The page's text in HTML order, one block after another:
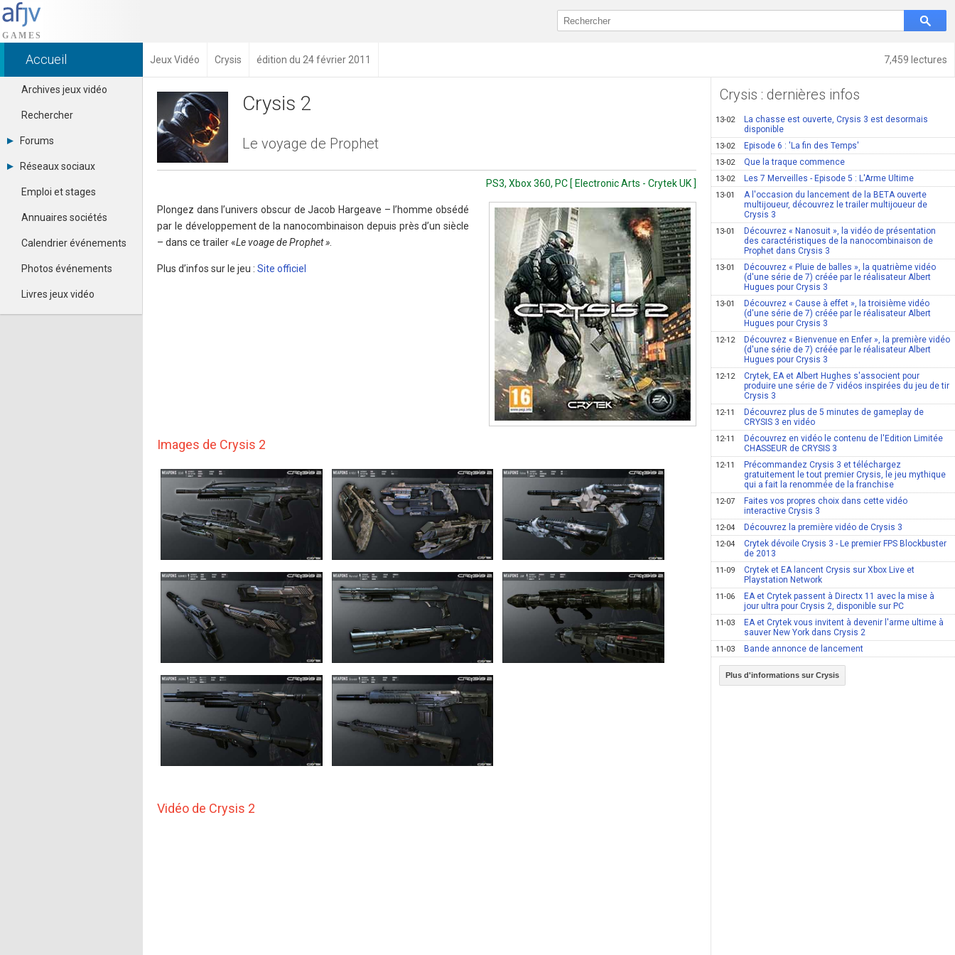
7,459 lectures
Accueil Jeux Vidéo Crysis édition du 24 février 2011
Archives jeux vidéo
Rechercher
Forums
Tous les forums
Se connecter
Contacter un modérateur
Réseaux sociaux
Dailymotion
Facebook
Google+
Pinterest
Youtube
Emploi et stages
Annuaires sociétés
Calendrier événements
Photos événements
Livres jeux vidéo
Crysis 2
Le voyage de Prophet
PS3, Xbox 360, PC [ Electronic Arts - Crytek UK ]
Plongez dans l’univers obscur de Jacob Hargeave – l’homme obsédé
par le développement de la nanocombinaison depuis près d’un siècle
– dans ce trailer «Le voage de Prophet »
Plus d’infos sur le jeu : Site officiel
Images de Crysis 2
Vidéo de Crysis 2
Crysis : dernières infos
13-02
La chasse est ouverte, Crysis 3 est desormais
disponible
13-02 Episode 6 : 'La fin des Temps'
13-02 Que la traque commence
13-02 Les 7 Merveilles - Episode 5 : L'Arme Ultime
13-01
A l'occasion du lancement de la BETA ouverte
multijoueur, découvrez le trailer multijoueur de
Crysis 3
13-01
Découvrez « Nanosuit », la vidéo de présentation
des caractéristiques de la nanocombinaison de
Prophet dans Crysis 3
13-01
Découvrez « Pluie de balles », la quatrième vidéo
(d'une série de 7) créée par le réalisateur Albert
Hugues pour Crysis 3
13-01
Découvrez « Cause à effet », la troisième vidéo
(d'une série de 7) créée par le réalisateur Albert
Hugues pour Crysis 3
12-12
Découvrez « Bienvenue en Enfer », la première vidéo
(d'une série de 7) créée par le réalisateur Albert
Hugues pour Crysis 3
12-12
Crytek, EA et Albert Hughes s'associent pour
produire une série de 7 vidéos inspirées du jeu de tir
Crysis 3
12-11
Découvrez plus de 5 minutes de gameplay de
CRYSIS 3 en vidéo
12-11
Découvrez en vidéo le contenu de l'Edition Limitée
CHASSEUR de CRYSIS 3
12-11
Précommandez Crysis 3 et téléchargez
gratuitement le tout premier Crysis, le jeu mythique
qui a fait la renommée de la franchise
12-07
Faites vos propres choix dans cette vidéo
interactive Crysis 3
12-04 Découvrez la première vidéo de Crysis 3
12-04
Crytek dévoile Crysis 3 - Le premier FPS Blockbuster
de 2013
11-09
Crytek et EA lancent Crysis sur Xbox Live et
Playstation Network
11-06
EA et Crytek passent à Directx 11 avec la mise à
jour ultra pour Crysis 2, disponible sur PC
11-03
EA et Crytek vous invitent à devenir l'arme ultime à
sauver New York dans Crysis 2
11-03 Bande annonce de lancement
Plus d'informations sur Crysis